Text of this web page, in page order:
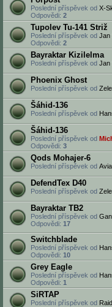
Poslední příspěvek od X-
Odpovědi: 2
Tupolev Tu-141 Striž
Poslední příspěvek od Jan
Odpovědi: 2
Bayraktar Kizilelma
Poslední příspěvek od Jan
Phoenix Ghost
Poslední příspěvek od
Šáhid-136
Poslední příspěvek od
Šáhid-136
Poslední příspěvek od
Odpovědi: 3
Qods Mohajer-6
Poslední příspěvek od
DefendTex D40
Poslední příspěvek od
Bayraktar TB2
Poslední příspěvek od
Odpovědi: 17
Switchblade
Poslední příspěvek od
Odpovědi: 10
Grey Eagle
Poslední příspěvek od
Odpovědi: 1
SiRTAP
Poslední příspěvek od